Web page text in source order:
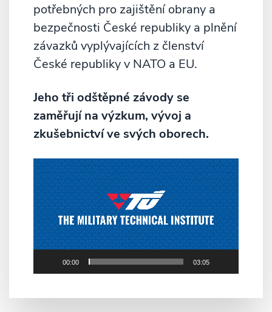
potřebných pro zajištění obrany a
bezpečnosti České republiky a plnění
závazků vyplývajících z členství
České republiky v NATO a EU.
Jeho tři odštěpné závody se
zaměřují na výzkum, vývoj a
zkušebnictví ve svých oborech.
00:00 03:05